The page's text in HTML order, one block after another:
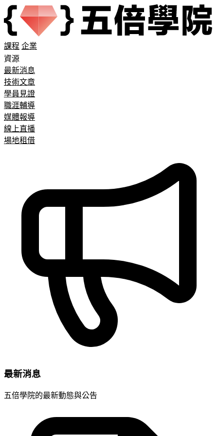
課程 企業
資源
最新消息
技術文章
學員見證
職涯輔導
媒體報導
線上直播
場地租借
最新消息
五倍學院的最新動態與公告